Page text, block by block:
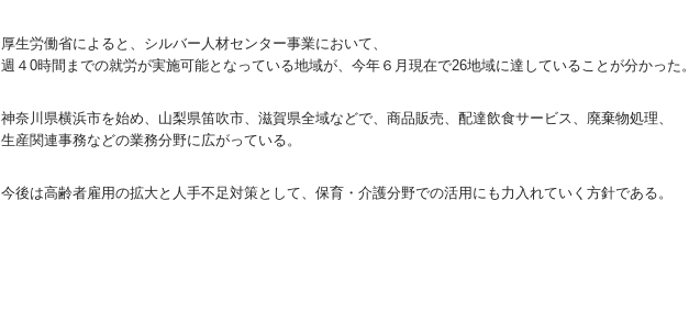
厚生労働省によると、シルバー人材センター事業において、
週４0時間までの就労が実施可能となっている地域が、今年６月現在で26地域に達していることが分かった。
神奈川県横浜市を始め、山梨県笛吹市、滋賀県全域などで、商品販売、配達飲食サービス、廃棄物処理、
生産関連事務などの業務分野に広がっている。
今後は高齢者雇用の拡大と人手不足対策として、保育・介護分野での活用にも力入れていく方針である。